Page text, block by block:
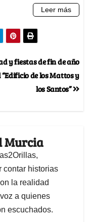
y fiestas de fin de año
“Edificio de los Mattos y
los Santos”
Murcia
contar historias
la realidad
a quienes
escuchados.